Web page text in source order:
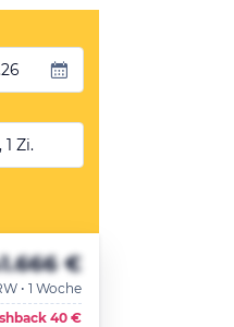
Zi.
1.666 €
• 1 Woche
40 €